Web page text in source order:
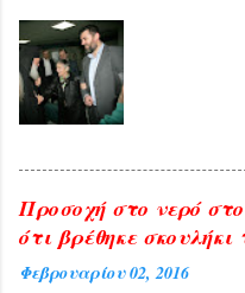
Προσοχή στο νερό
ότι βρέθηκε
Φεβρουαρίου 02, 2016